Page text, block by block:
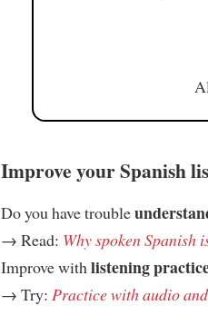
Improve your Spanish
Do you have trouble
→ Read: Why spoken Spanish
Improve with listening
→ Try: Practice with audio